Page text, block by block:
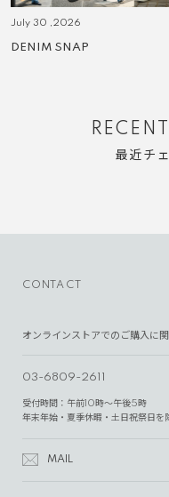
July 30 ,2026
DENIM SNAP
最近チ
CONTACT
オンラインストアでのご購入に
03-6809-2611
受付時間：午前10時～午後5時
年末年始・夏季休暇・土日祝祭日を
MAIL